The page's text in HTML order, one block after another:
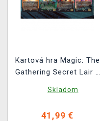
Kartová hra Magic: The
Gathering Secret Lair x
Skladom
41,99 €